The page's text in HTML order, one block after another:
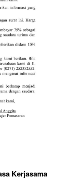
Kerjasama